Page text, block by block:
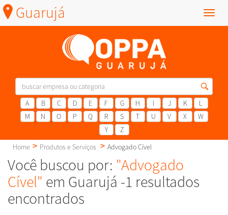
Menu
Guarujá
A B C D E F G H I J K
L
M
N O P Q R S T U V X
W
Y
Z
Home
Produtos e Serviços Advogado Cível
Você buscou por: "Advogado
Cível" em Guarujá -1 resultados
encontrados